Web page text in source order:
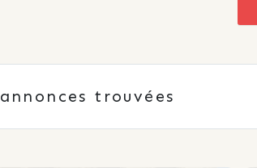
annonces trouvées